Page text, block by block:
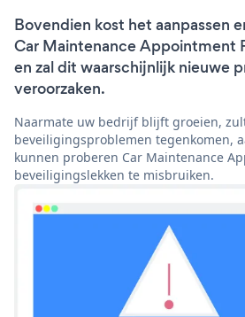
Bovendien kost het aanpassen
Car Maintenance Appointment
en zal dit waarschijnlijk nieuwe
veroorzaken.
Naarmate uw bedrijf blijft groeien,
beveiligingsproblemen tegenkomen,
kunnen proberen Car Maintenance
beveiligingslekken te misbruiken.